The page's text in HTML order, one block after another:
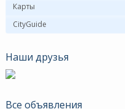
Карты
CityGuide
Наши друзья
Все объявления